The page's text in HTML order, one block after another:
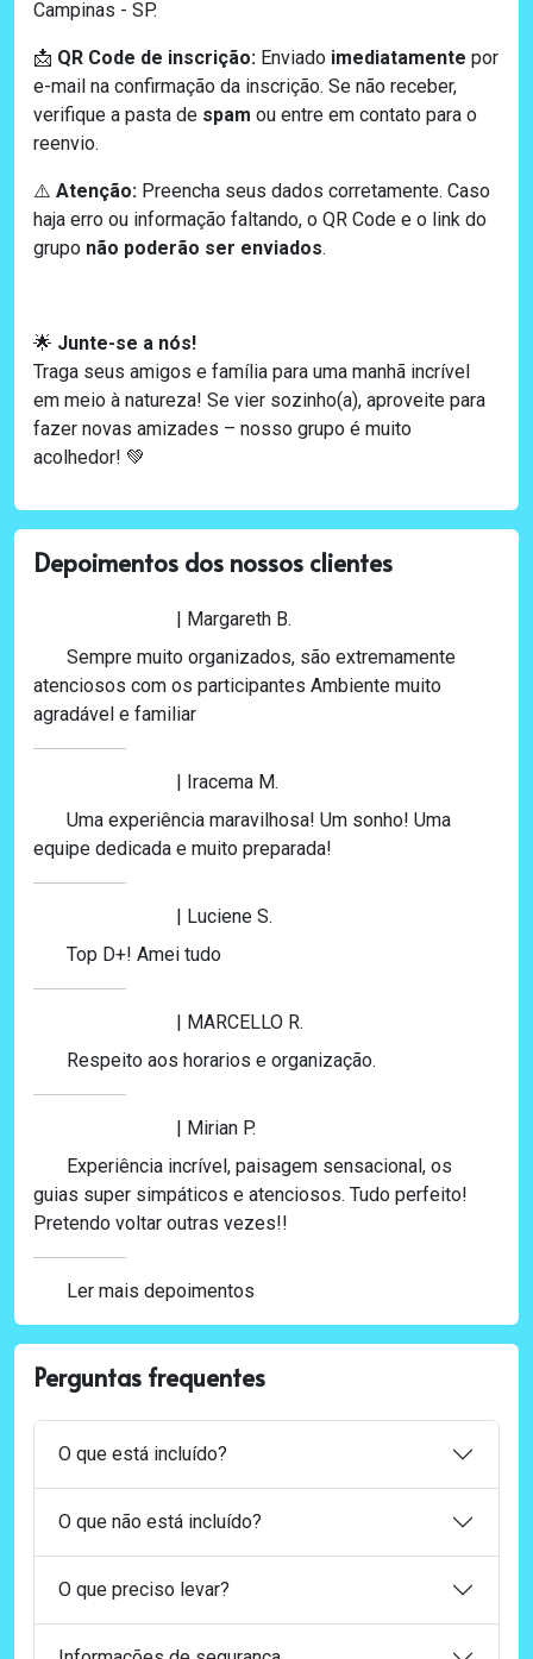
Campinas - SP.
📩 QR Code de inscrição: Enviado imediatamente por
e-mail na confirmação da inscrição. Se não receber,
verifique a pasta de spam ou entre em contato para o
reenvio.
⚠️ Atenção: Preencha seus dados corretamente. Caso
haja erro ou informação faltando, o QR Code e o link do
grupo não poderão ser enviados.
🌟 Junte-se a nós!
Traga seus amigos e família para uma manhã incrível
em meio à natureza! Se vier sozinho(a), aproveite para
fazer novas amizades – nosso grupo é muito
acolhedor! 💚
Depoimentos dos nossos clientes
| Margareth B.
Sempre muito organizados, são extremamente
atenciosos com os participantes Ambiente muito
agradável e familiar
| Iracema M.
Uma experiência maravilhosa! Um sonho! Uma
equipe dedicada e muito preparada!
| Luciene S.
Top D+! Amei tudo
| MARCELLO R.
Respeito aos horarios e organização.
| Mirian P.
Experiência incrível, paisagem sensacional, os
guias super simpáticos e atenciosos. Tudo perfeito!
Pretendo voltar outras vezes!!
Ler mais depoimentos
Perguntas frequentes
O que está incluído?
O que não está incluído?
O que preciso levar?